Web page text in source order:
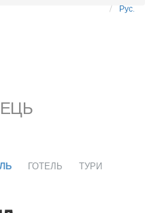
Рус.
ГОТЕЛЬ ТУРИ